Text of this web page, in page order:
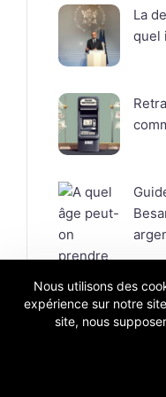
La
quel
Nous utilisons des
expérience sur notre
site, nous